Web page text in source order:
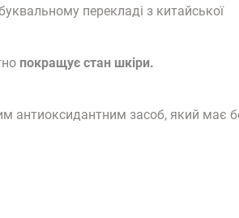
перекладі з китайської
покращує стан шкіри.
антиоксидантним засоб, який має